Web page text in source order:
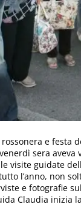
e festa
sera aveva
visite guidate
l’anno, non
e fotografie
Claudia inizia